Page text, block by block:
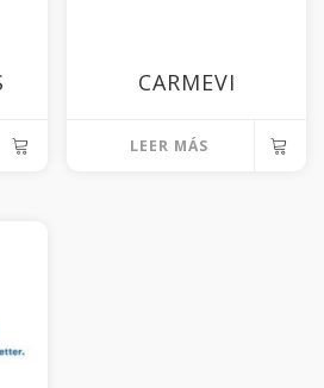
CARMEVI
LEER MÁS